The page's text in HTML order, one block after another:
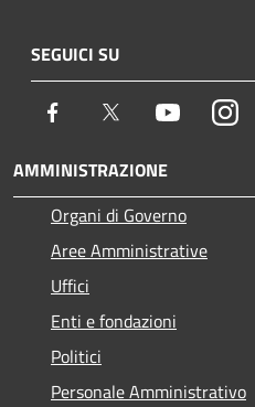
SEGUICI SU
Facebook Twitter Youtube
AMMINISTRAZIONE
Organi di Governo
Aree Amministrative
Uffici
Enti e fondazioni
Politici
Personale Amministrativo